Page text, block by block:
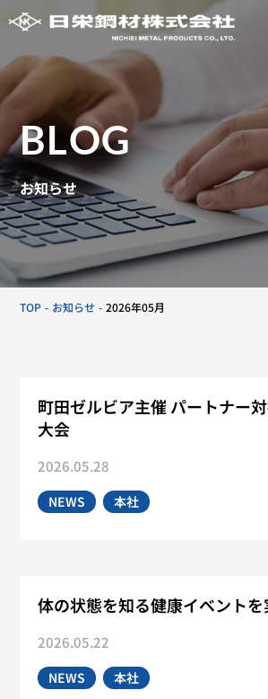
BLOG
お知らせ
TOP お知らせ 2026年05月
町田ゼルビア主催 パートナー
大会
2026.05.28
NEWS 本社
体の状態を知る健康イベント
2026.05.22
NEWS 本社